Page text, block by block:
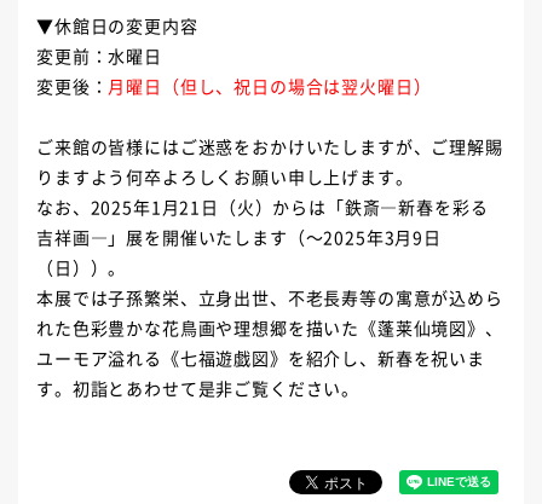
▼休館日の変更内容
変更前：水曜日
変更後： 月曜日（但し、祝日の場合は翌火曜日）
ご来館の皆様にはご迷惑をおかけいたしますが、ご理解賜
りますよう何卒よろしくお願い申し上げます。
なお、2025年1月21日（火）からは「鉄斎―新春を彩る
吉祥画―」展を開催いたします（～2025年3月9日
（日））。
本展では子孫繁栄、立身出世、不老長寿等の寓意が込めら
れた色彩豊かな花鳥画や理想郷を描いた《蓬莱仙境図》、
ユーモア溢れる《七福遊戯図》を紹介し、新春を祝いま
す。初詣とあわせて是非ご覧ください。